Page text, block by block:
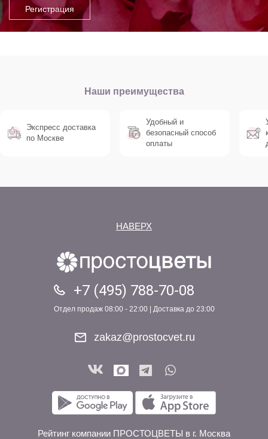
Наши преимущества
Экспресс доставка
по Москве
Удобный и
безопасный способ
оплаты
НАВЕРХ
+7 (495) 788-70-08
Отдел продаж 08:00 - 22:00 | Доставка до 23:00
zakaz@prostocvet.ru
Рейтинг компании ПРОСТОЦВЕТЫ в г. Москва